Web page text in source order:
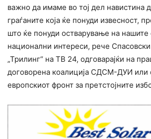
важно да имаме во тој дел навистина
граѓаните која ќе понуди извесност,
што ќе понуди остварување на нашите
национални интереси, рече Спасовски
„Трилинг“ на ТВ 24, одговарајќи на
договорена коалиција СДСМ-ДУИ или
европскиот фронт за претстојните